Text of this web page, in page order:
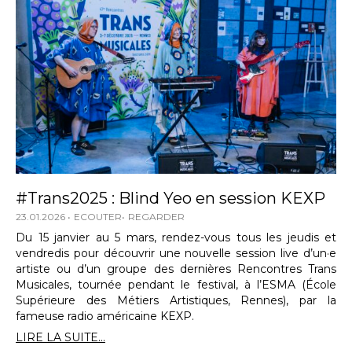
#Trans2025 : Blind Yeo en session KEXP
23.01.2026 ECOUTER REGARDER
Du 15 janvier au 5 mars, rendez-vous tous les jeudis et
vendredis pour découvrir une nouvelle session live d’un·e
artiste ou d’un groupe des dernières Rencontres Trans
Musicales, tournée pendant le festival, à l’ESMA (École
Supérieure des Métiers Artistiques, Rennes), par la
fameuse radio américaine KEXP.
LIRE LA SUITE...